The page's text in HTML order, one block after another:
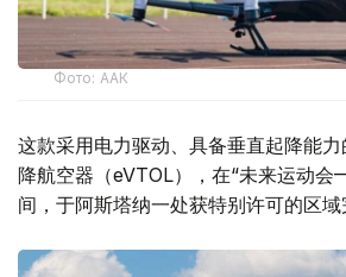
Фото: ААК
这款采用电力驱动、具备垂直起降能
降航空器（eVTOL），在“未来运动
间，于阿斯塔纳一处获特别许可的区域